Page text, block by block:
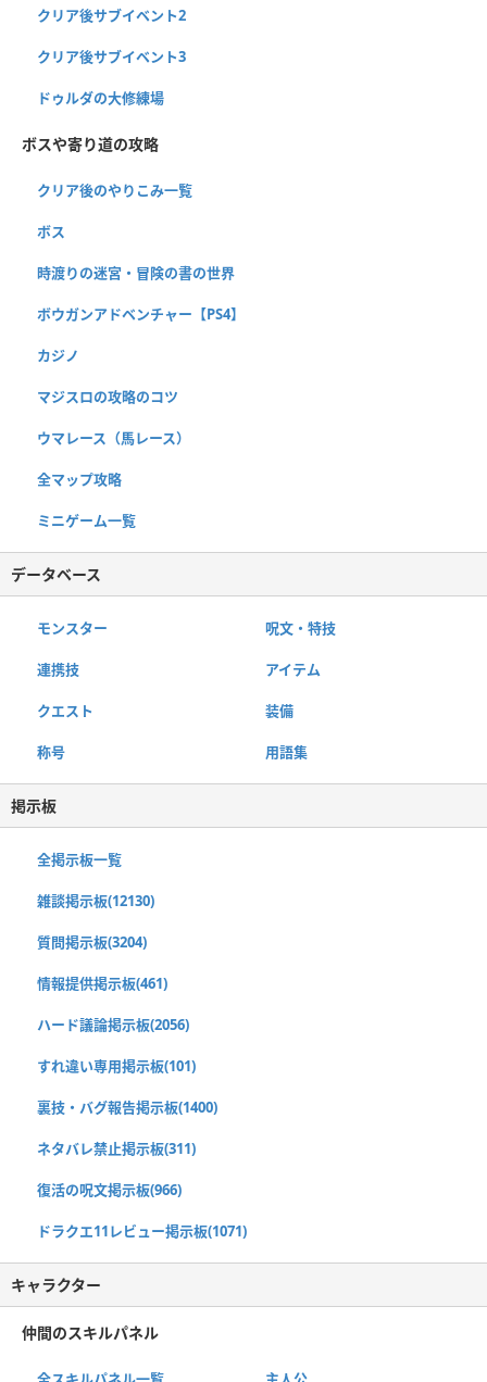
クリア後サブイベント2
クリア後サブイベント3
ドゥルダの大修練場
ボスや寄り道の攻略
クリア後のやりこみ一覧
ボス
時渡りの迷宮・冒険の書の世界
ボウガンアドベンチャー【PS4】
カジノ
マジスロの攻略のコツ
ウマレース（馬レース）
全マップ攻略
ミニゲーム一覧
データベース
モンスター 呪文・特技
連携技 アイテム
クエスト 装備
称号 用語集
掲示板
全掲示板一覧
雑談掲示板(12130)
質問掲示板(3204)
情報提供掲示板(461)
ハード議論掲示板(2056)
すれ違い専用掲示板(101)
裏技・バグ報告掲示板(1400)
ネタバレ禁止掲示板(311)
復活の呪文掲示板(966)
ドラクエ11レビュー掲示板(1071)
キャラクター
仲間のスキルパネル